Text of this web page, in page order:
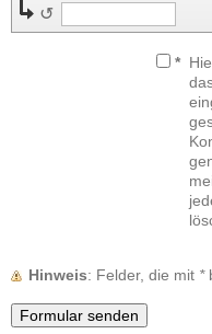
↺
*
Hinweis : Felder, die mit *